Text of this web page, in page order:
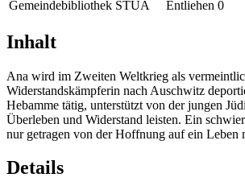
Gemeindebibliothek STUA
Entliehen 0
Inhalt
Ana wird im Zweiten Weltkrieg als
Widerstandskämpferin nach Auschwitz
Hebamme tätig, unterstützt von der jungen
Überleben und Widerstand leisten. Ein
nur getragen von der Hoffnung auf ein Leben
Details